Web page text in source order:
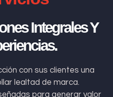
Integrales Y
con sus clientes una
lealtad de marca.
para generar valor